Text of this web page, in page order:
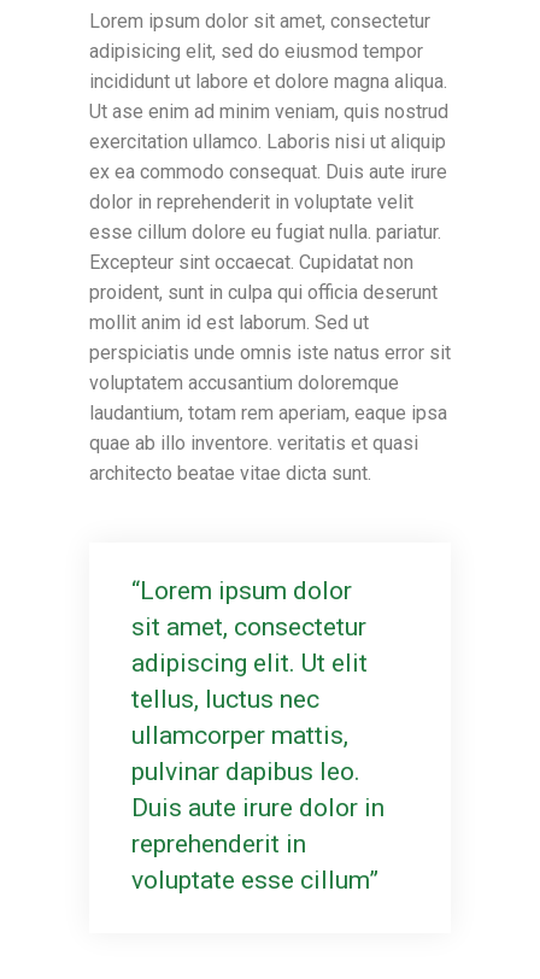
Lorem ipsum dolor sit amet, consectetur
adipisicing elit, sed do eiusmod tempor
incididunt ut labore et dolore magna aliqua.
Ut ase enim ad minim veniam, quis nostrud
exercitation ullamco. Laboris nisi ut aliquip
ex ea commodo consequat. Duis aute irure
dolor in reprehenderit in voluptate velit
esse cillum dolore eu fugiat nulla. pariatur.
Excepteur sint occaecat. Cupidatat non
proident, sunt in culpa qui officia deserunt
mollit anim id est laborum. Sed ut
perspiciatis unde omnis iste natus error sit
voluptatem accusantium doloremque
laudantium, totam rem aperiam, eaque ipsa
quae ab illo inventore. veritatis et quasi
architecto beatae vitae dicta sunt.
Lorem ipsum dolor
sit amet, consectetur
adipiscing elit. Ut elit
tellus, luctus nec
ullamcorper mattis,
pulvinar dapibus leo.
Duis aute irure dolor in
reprehenderit in
voluptate esse cillum